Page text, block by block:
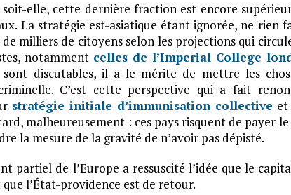
soit-elle, cette dernière fraction est encore
La stratégie est-asiatique étant ignorée, ne rien
de milliers de citoyens selon les projections qui
notamment celles de l’Imperial College
sont discutables, il a le mérite de mettre les
C’est cette perspective qui a fait
stratégie initiale d’immunisation collective
malheureusement : ces pays risquent de payer
la mesure de la gravité de n’avoir pas dépisté.
partiel de l’Europe a ressuscité l’idée que le
l’État-providence est de retour.